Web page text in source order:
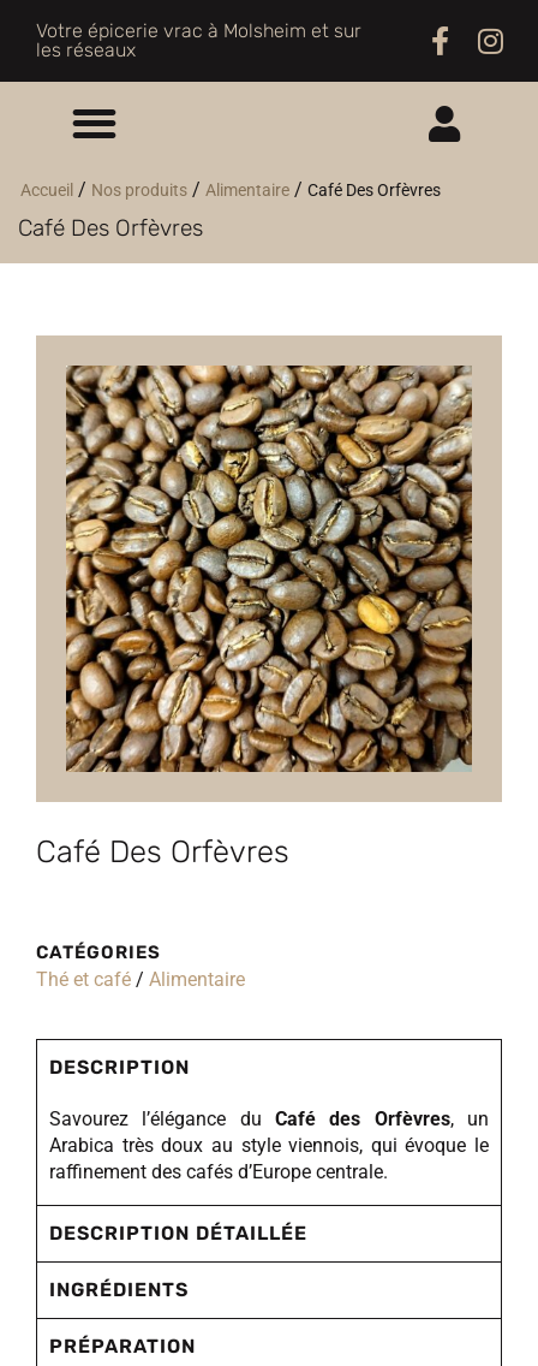
Votre épicerie vrac à Molsheim et sur
les réseaux
ME CONNECTER
Accueil / Nos produits / Alimentaire / Café Des Orfèvres
Café Des Orfèvres
Café Des Orfèvres
CATÉGORIES
Thé et café / Alimentaire
DESCRIPTION
Savourez l’élégance du Café des Orfèvres, un
Arabica très doux au style viennois, qui évoque le
raffinement des cafés d’Europe centrale.
DESCRIPTION DÉTAILLÉE
INGRÉDIENTS
PRÉPARATION